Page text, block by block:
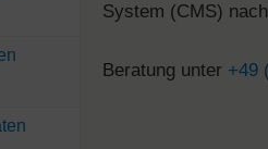
System (CMS)
Beratung unter +49